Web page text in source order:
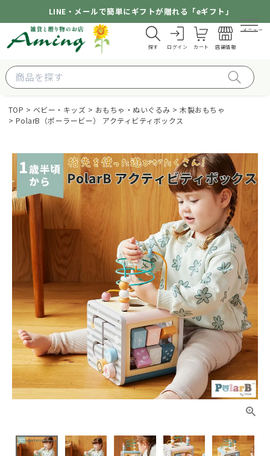
LINE・メールで簡単にギフトが贈れる「eギフト」
探す ログイン カート 店舗情報
メニュー
TOP ベビー・キッズ おもちゃ・ぬいぐるみ
木製おもちゃ
PolarB（ポーラービー） アクティビティボックス